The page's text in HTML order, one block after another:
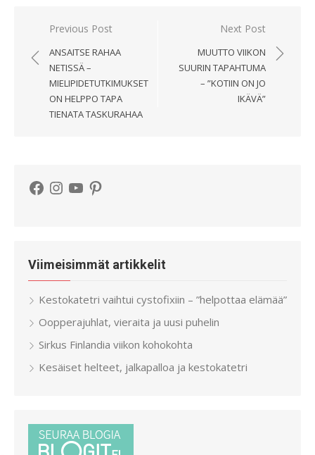
Artikkelien
selaus
Previous Post
ANSAITSE RAHAA
NETISSÄ –
MIELIPIDETUTKIMUKSET
ON HELPPO TAPA
TIENATA TASKURAHAA
Next Post
MUUTTO VIIKON
SUURIN TAPAHTUMA
– ”KOTIIN ON JO
IKÄVÄ”
Facebook
Instagram
YouTubePinterest
Viimeisimmät artikkelit
Kestokatetri vaihtui cystofixiin – ”helpottaa elämää”
Oopperajuhlat, vieraita ja uusi puhelin
Sirkus Finlandia viikon kohokohta
Kesäiset helteet, jalkapalloa ja kestokatetri